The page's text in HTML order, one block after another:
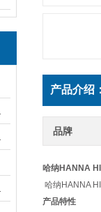
产品介绍：
品牌
哈纳HANNA
哈纳HANNA
产品特性